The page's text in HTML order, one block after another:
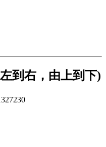
到右，由上到下)